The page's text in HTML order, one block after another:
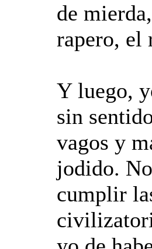
de
rapero, el
Y luego,
sin
vagos y
jodido.
cumplir